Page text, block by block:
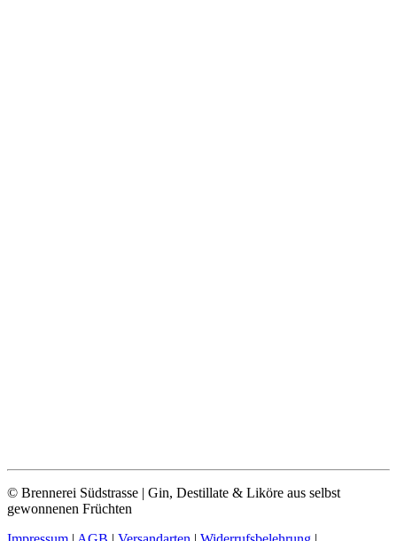
© Brennerei Südstrasse | Gin, Destillate & Liköre aus selbst
gewonnenen Früchten